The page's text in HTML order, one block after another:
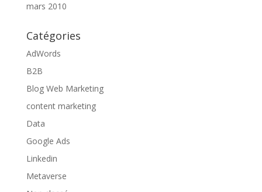
mars 2010
Catégories
AdWords
B2B
Blog Web Marketing
content marketing
Data
Google Ads
Linkedin
Metaverse